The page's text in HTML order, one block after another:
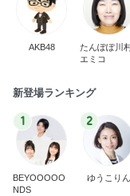
AKB48
たんぽぽ川
エミコ
新登場ランキング
1
BEYOOOOO
NDS
2
ゆうこりん